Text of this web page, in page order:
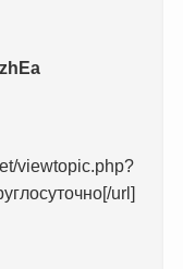
viewtopic.php?
url]